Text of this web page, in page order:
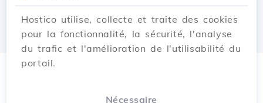
Hostico utilise, collecte et traite des cookies
pour la fonctionnalité, la sécurité, l'analyse
du trafic et l'amélioration de l'utilisabilité du
portail.
Nécessaire